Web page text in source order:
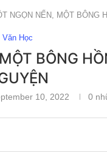
NGỌN NẾN, MỘT BÔNG
Văn Học
BÔNG
10, 2022 0